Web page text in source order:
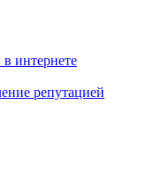
интернете
репутацией